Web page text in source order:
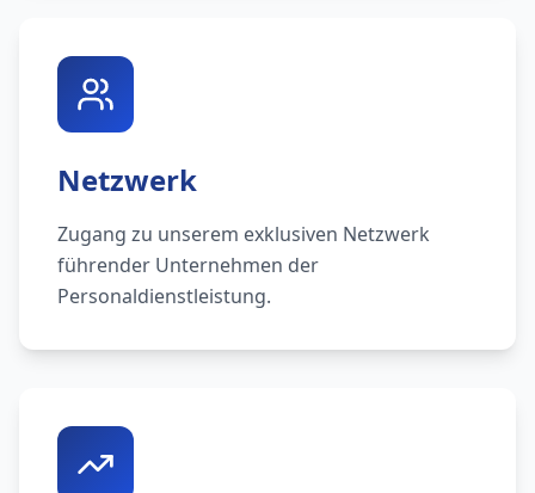
Netzwerk
Zugang zu unserem exklusiven Netzwerk
führender Unternehmen der
Personaldienstleistung.